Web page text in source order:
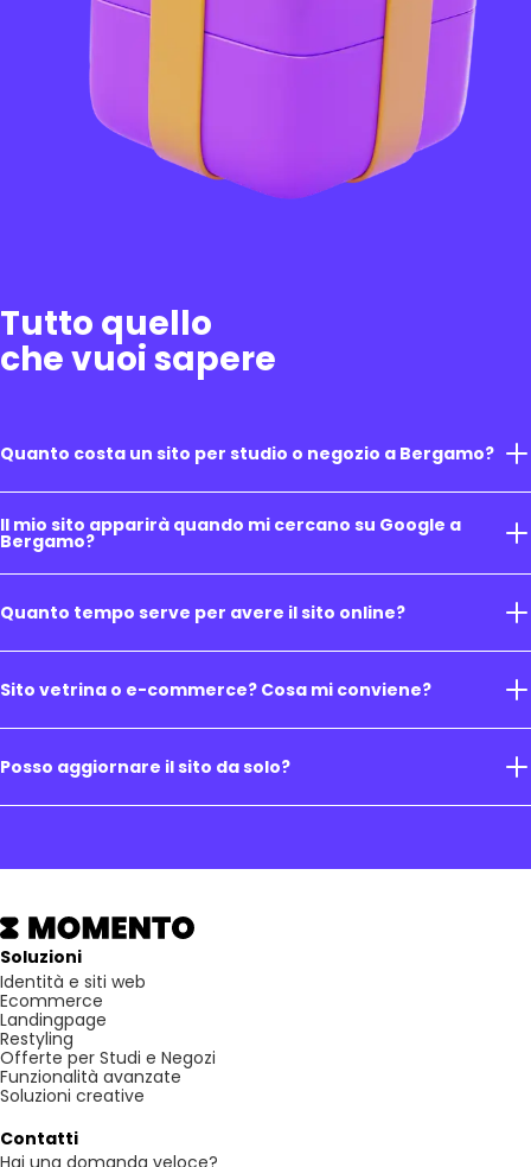
Tutto quello
che vuoi sapere
Quanto costa un sito per studio o negozio a Bergamo?
Il mio sito apparirà quando mi cercano su Google a
Bergamo?
Quanto tempo serve per avere il sito online?
Sito vetrina o e-commerce? Cosa mi conviene?
Posso aggiornare il sito da solo?
Soluzioni
Identità e siti web
Ecommerce
Landingpage
Restyling
Offerte per Studi e Negozi
Funzionalità avanzate
Soluzioni creative
Contatti